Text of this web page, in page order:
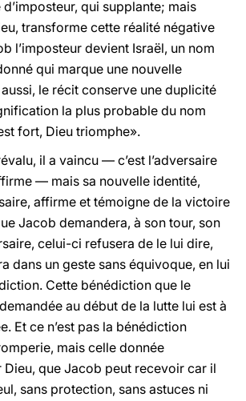
qui supplante; mais
transforme cette réalité négative
l’imposteur devient Israël, un nom
qui marque une nouvelle
le récit conserve une duplicité
la plus probable du nom
fort, Dieu triomphe».
il a vaincu — c’est l’adversaire
— mais sa nouvelle identité,
affirme et témoigne de la victoire
Jacob demandera, à son tour, son
celui-ci refusera de le lui dire,
dans un geste sans équivoque, en lui
Cette bénédiction que le
au début de la lutte lui est à
Et ce n’est pas la bénédiction
mais celle donnée
que Jacob peut recevoir car il
sans protection, sans astuces ni